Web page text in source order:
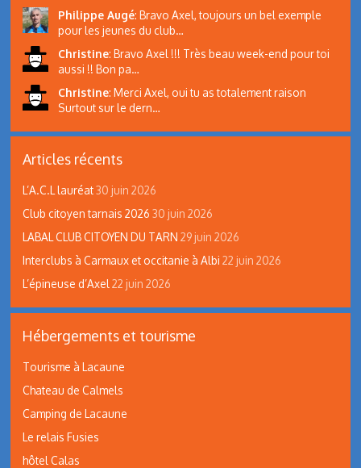
Philippe Augé: Bravo Axel, toujours un bel exemple
pour les jeunes du club…
Christine: Bravo Axel !!! Très beau week-end pour toi
aussi !! Bon pa…
Christine: Merci Axel, oui tu as totalement raison
Surtout sur le dern…
Articles récents
L’A.C.L lauréat 30 juin 2026
Club citoyen tarnais 2026 30 juin 2026
LABAL CLUB CITOYEN DU TARN 29 juin 2026
Interclubs à Carmaux et occitanie à Albi 22 juin 2026
L’épineuse d’Axel 22 juin 2026
Hébergements et tourisme
Tourisme à Lacaune
Chateau de Calmels
Camping de Lacaune
Le relais Fusies
hôtel Calas